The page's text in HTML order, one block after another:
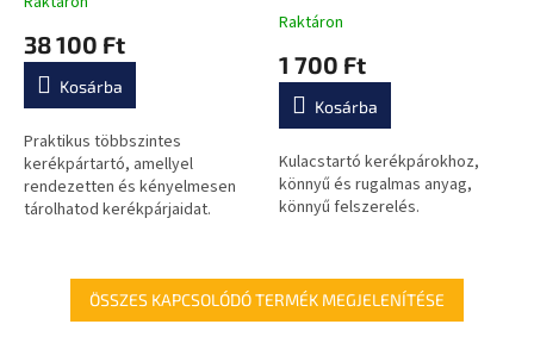
A
átlagos
értékelése
0,0
csillag.
38 100 Ft
Kosárba
Praktikus többszintes
kerékpártartó, amellyel
rendezetten és kényelmesen
tárolhatod kerékpárjaidat.
Raktáron
1 700 Ft
Kosárba
Kulacstartó kerékpárokhoz,
könnyű és rugalmas anyag,
könnyű felszerelés.
ÖSSZES KAPCSOLÓDÓ TERMÉK MEGJELENÍTÉSE